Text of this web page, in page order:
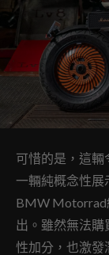
可惜的是，這輛
一輛純概念性展
BMW Motorrad
出。雖然無法購
性加分，也激發